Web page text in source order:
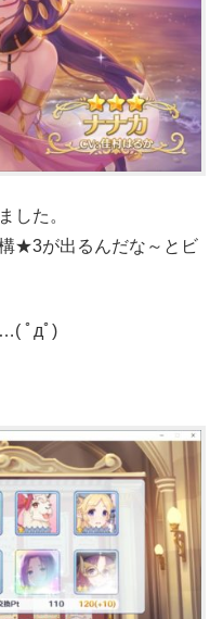
した。
★3が出るんだな～とビ
ﾟдﾟ)